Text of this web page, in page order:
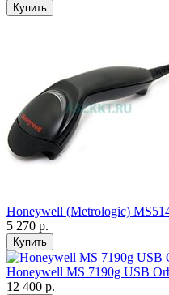
Купить
Honeywell (Metrologic)
5 270 р.
Купить
Honeywell MS 7190g USB
12 400 р.